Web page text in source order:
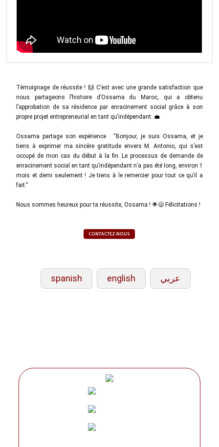
Témoignage de réussite ! 🙌 C’est avec une grande satisfaction que
nous partageons l’histoire d’Ossama du Maroc, qui a obtenu
l’approbation de sa résidence par enracinement social grâce à son
propre projet entrepreneurial en tant qu’indépendant. 💼
Ossama partage son expérience : “Bonjour, je suis Ossama, et je
tiens à exprimer ma sincère gratitude envers M. Antonio, qui s’est
occupé de mon cas du début à la fin. Le processus de demande de
enracinement social en tant qu’indépendant n’a pas été long, environ 1
mois et demi seulement ! Je tiens à le remercier pour tout ce qu’il a
fait.”
Nous sommes heureux pour ta réussite, Ossama ! 🌟😄 Félicitations !
CONTACTEZ-NOUS
spanish english عربي